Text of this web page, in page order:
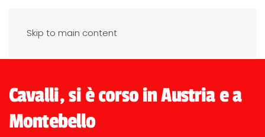
Skip to main content
Cavalli, si è corso in Austria e a
Montebello